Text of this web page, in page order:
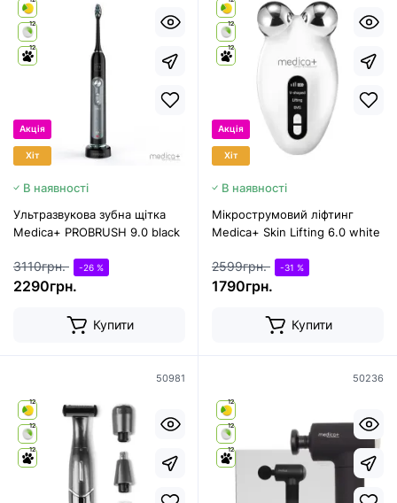
12
12
Акція
Хіт
В наявності
Ультразвукова зубна щітка
Medica+ PROBRUSH 9.0 black
3110грн. -26 %
2290грн.
Купити
12
12
Акція
Хіт
В наявності
Мікрострумовий ліфтинг
Medica+ Skin Lifting 6.0 white
2599грн. -31 %
1790грн.
Купити
50981
12
12
12
50236
12
12
12